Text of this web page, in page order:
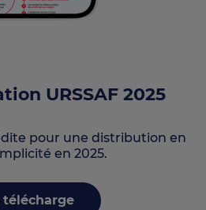
URSSAF 2025
pour une distribution en
en 2025.
télécharge